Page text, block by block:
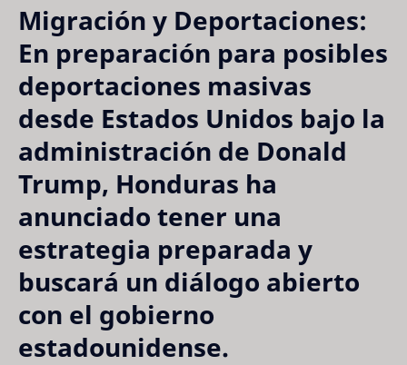
Migración y Deportaciones:
En preparación para posibles
deportaciones masivas
desde Estados Unidos bajo la
administración de Donald
Trump, Honduras ha
anunciado tener una
estrategia preparada y
buscará un diálogo abierto
con el gobierno
estadounidense.